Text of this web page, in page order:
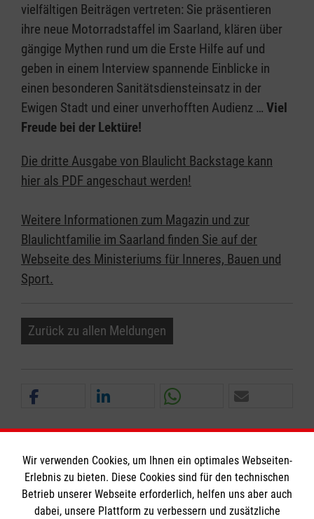
vielfältigen Beiträgen vertreten: Sie präsentieren
ihre neue Motorradstaffel im Saarland, klären über
gängige Mythen rund um die Erste Hilfe auf und
geben in einem Interview spannende Einblicke in
einen besonderen Sanitätsdiensteinsatz in der
Ewigen Stadt und einer unverhofften Audienz … Viel
Freude bei der Lektüre!
Die dritte Ausgabe von Blaulicht Backstage kann
hier als PDF angeschaut werden!
Weitere Informationen zum Magazin und zur
Blaulichtfamilie im Saarland finden Sie auf der
Webseite des Ministeriums für Inneres, Bauen und
Sport.
Zurück zu allen Meldungen
Informationen
Wir verwenden Cookies, um Ihnen ein optimales Webseiten-
Erlebnis zu bieten. Diese Cookies sind für den technischen
Betrieb unserer Webseite erforderlich, helfen uns aber auch
dabei, unsere Plattform zu verbessern und zusätzliche